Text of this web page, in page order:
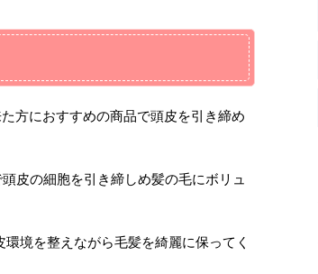
方におすすめの商品で頭皮を引き締め
皮の細胞を引き締しめ髪の毛にボリュ
境を整えながら毛髪を綺麗に保ってく